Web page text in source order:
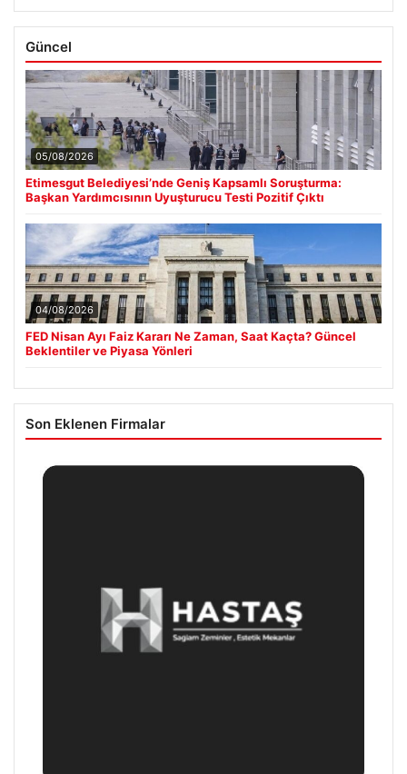
Güncel
05/08/2026
Etimesgut Belediyesi’nde Geniş Kapsamlı Soruşturma:
Başkan Yardımcısının Uyuşturucu Testi Pozitif Çıktı
04/08/2026
FED Nisan Ayı Faiz Kararı Ne Zaman, Saat Kaçta? Güncel
Beklentiler ve Piyasa Yönleri
Son Eklenen Firmalar